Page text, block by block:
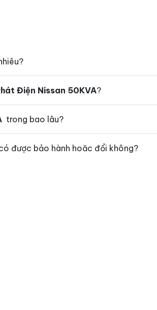
Điện Nissan 50KVA?
trong bao lâu?
được bảo hành hoăc đổi không?